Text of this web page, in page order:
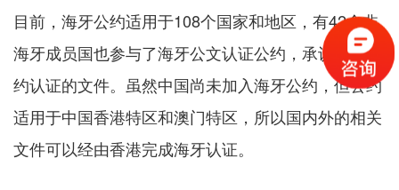
目前，海牙公约适用于108个国家和地区，有42个非
海牙成员国也参与了海牙公文认证公约，承认海牙公
约认证的文件。虽然中国尚未加入海牙公约，但公约
适用于中国香港特区和澳门特区，所以国内外的相关
文件可以经由香港完成海牙认证。